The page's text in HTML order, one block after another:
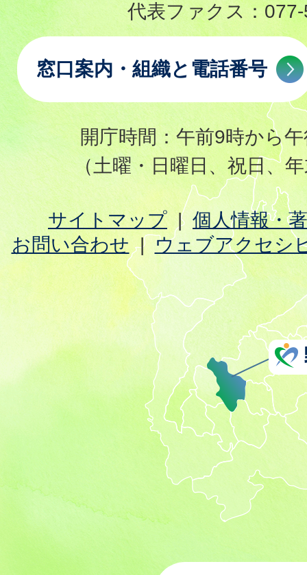
代表ファクス：
窓口案内・組織と電話番号
開庁時間：午前9時から
（土曜・日曜日、祝日、
サイトマップ
個人情報・
お問い合わせ
ウェブアクセシ